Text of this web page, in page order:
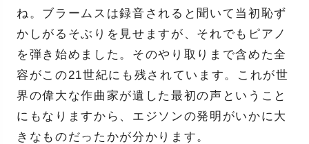
ね。ブラームスは録音されると聞いて当初恥ず
かしがるそぶりを見せますが、それでもピアノ
を弾き始めました。そのやり取りまで含めた全
容がこの21世紀にも残されています。これが世
界の偉大な作曲家が遺した最初の声ということ
にもなりますから、エジソンの発明がいかに大
きなものだったかが分かります。